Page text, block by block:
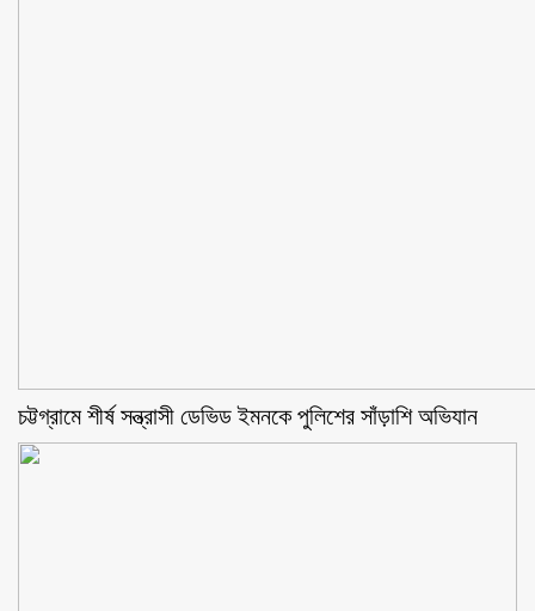
চট্টগ্রামে শীর্ষ সন্ত্রাসী ডেভিড ইমনকে পুলিশের সাঁড়াশি অভিযান